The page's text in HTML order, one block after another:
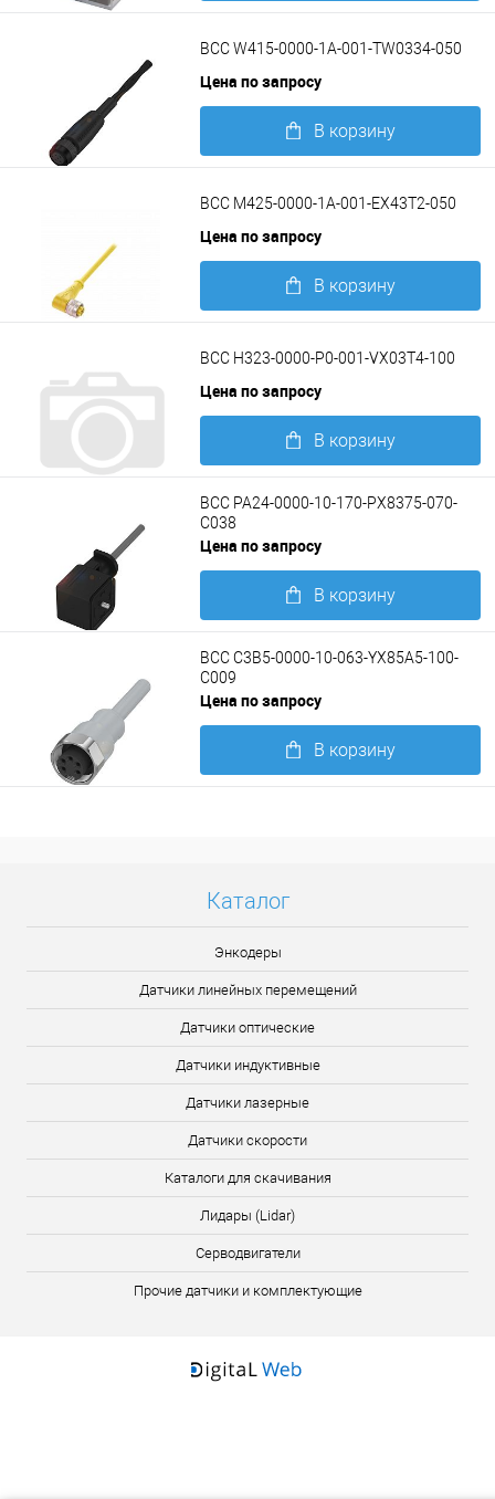
BCC W415-0000-1A-001-TW0334-050
Цена по запросу
В корзину
BCC M425-0000-1A-001-EX43T2-050
Цена по запросу
В корзину
BCC H323-0000-P0-001-VX03T4-100
Цена по запросу
В корзину
Подробнее
BCC PA24-0000-10-170-PX8375-070-
C038
Цена по запросу
В корзину
Подробнее
BCC C3B5-0000-10-063-YX85A5-100-
C009
Цена по запросу
В корзину
Каталог
Энкодеры
Датчики линейных перемещений
Датчики оптические
Датчики индуктивные
Датчики лазерные
Датчики скорости
Каталоги для скачивания
Лидары (Lidar)
Серводвигатели
Прочие датчики и комплектующие